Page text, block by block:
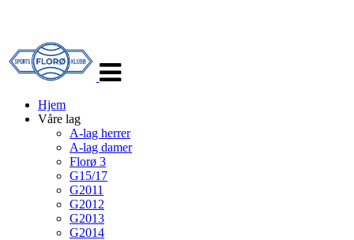
navigasjon
Hjem
Våre lag
A-lag herrer
A-lag damer
Florø 3
G15/17
G2011
G2012
G2013
G2014